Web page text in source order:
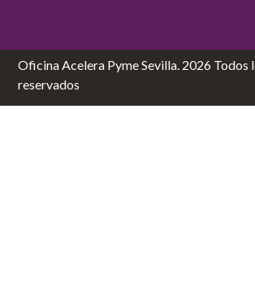
Oficina Acelera Pyme Sevilla. 2026 Todos
reservados